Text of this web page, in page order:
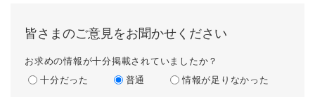
皆さまのご意見をお聞かせください
お求めの情報が十分掲載されていましたか？
十分だった
普通 情報が足りなかった